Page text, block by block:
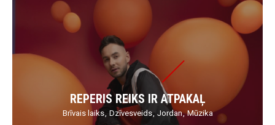
REPERIS REIKS IR ATPAKAĻ
Brīvais laiks Dzīvesveids Jordan Mūzika